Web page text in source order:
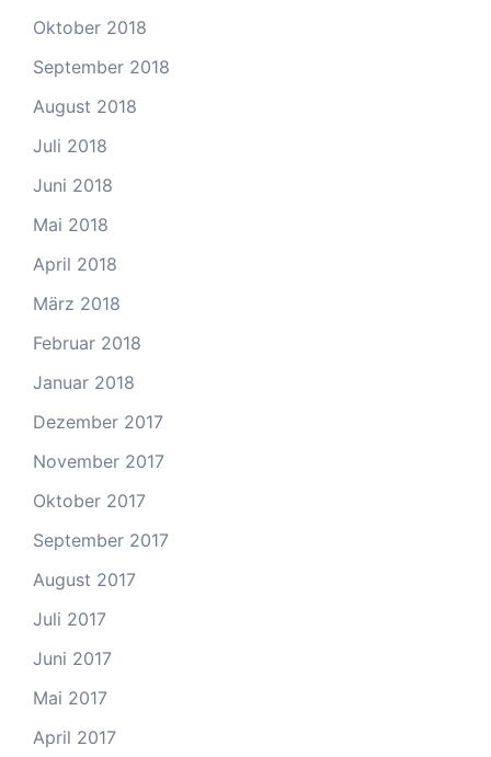
Oktober 2018
September 2018
August 2018
Juli 2018
Juni 2018
Mai 2018
April 2018
März 2018
Februar 2018
Januar 2018
Dezember 2017
November 2017
Oktober 2017
September 2017
August 2017
Juli 2017
Juni 2017
Mai 2017
April 2017